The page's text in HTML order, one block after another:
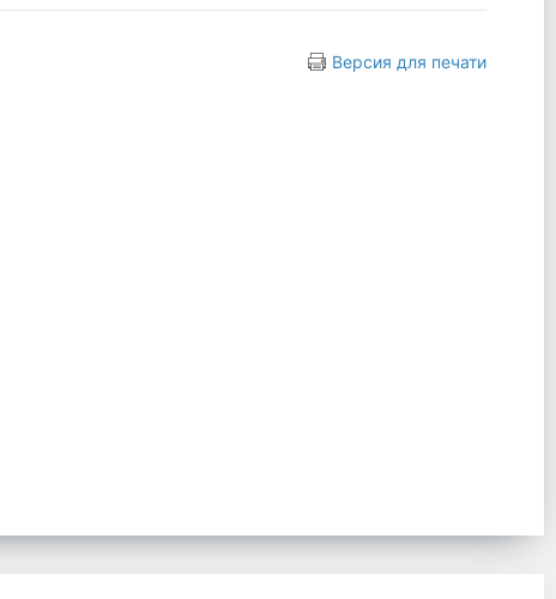
Версия для печати